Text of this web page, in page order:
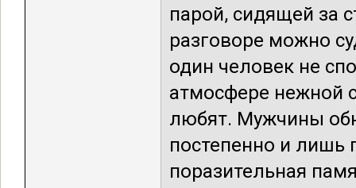
парой, сидящей за
разговоре можно
один человек не
атмосфере нежной
любят. Мужчины
постепенно и лишь
поразительная